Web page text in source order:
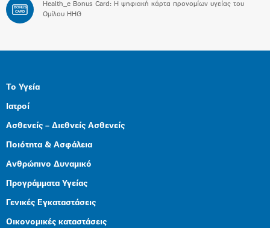
BONUS
CARD
Health_e Bonus Card: H ψηφιακή κάρτα προνομίων υγείας του
Ομίλου HHG
Το Υγεία
Ιατροί
Ασθενείς – Διεθνείς Ασθενείς
Ποιότητα & Ασφάλεια
Ανθρώπινο Δυναμικό
Προγράμματα Υγείας
Γενικές Εγκαταστάσεις
Οικονομικές καταστάσεις